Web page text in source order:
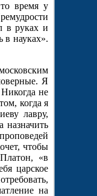
время у
в руках и
в науках».
Я
не
когда я
лавру,
назначить
чтобы
«в
царское
на